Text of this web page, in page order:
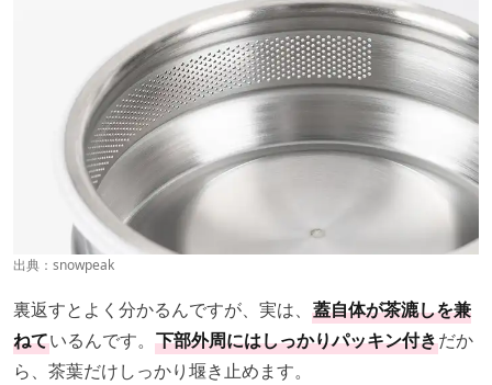
出典： snowpeak
裏返すとよく分かるんですが、実は、 蓋自体が茶漉しを兼
ねているんです。 下部外周にはしっかりパッキン付きだか
ら、茶葉だけしっかり堰き止めます。